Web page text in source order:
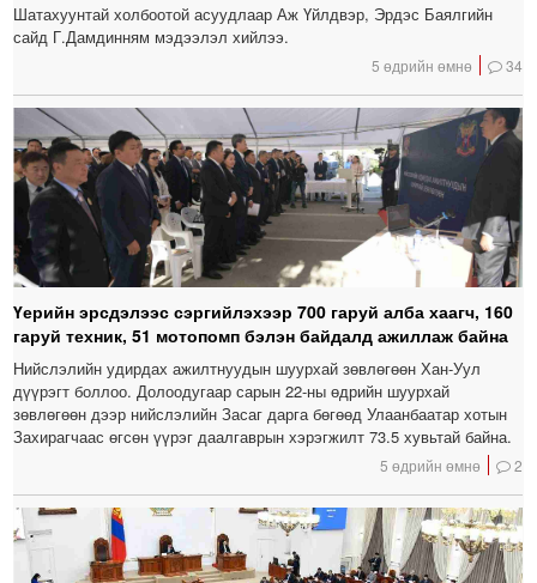
Шатахуунтай холбоотой асуудлаар Аж Үйлдвэр, Эрдэс Баялгийн
сайд Г.Дамдинням мэдээлэл хийлээ.
5 өдрийн өмнө 34
Үерийн эрсдэлээс сэргийлэхээр 700 гаруй алба хаагч, 160
гаруй техник, 51 мотопомп бэлэн байдалд ажиллаж байна
Нийслэлийн удирдах ажилтнуудын шуурхай зөвлөгөөн Хан-Уул
дүүрэгт боллоо. Долоодугаар сарын 22-ны өдрийн шуурхай
зөвлөгөөн дээр нийслэлийн Засаг дарга бөгөөд Улаанбаатар хотын
Захирагчаас өгсөн үүрэг даалгаврын хэрэгжилт 73.5 хувьтай байна.
5 өдрийн өмнө 2